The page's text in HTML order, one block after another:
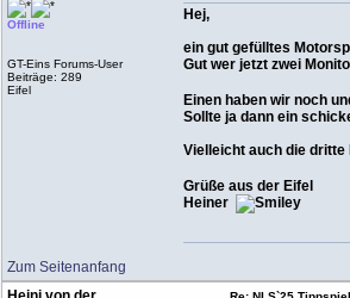
Offline
GT-Eins Forums-User
Beiträge: 289
Eifel
Hej,
ein gut gefülltes
Gut wer jetzt zwei
Einen haben wir noch
Sollte ja dann ein
Vielleicht auch die dritte
Grüße aus der Eifel
Heiner
Zum Seitenanfang